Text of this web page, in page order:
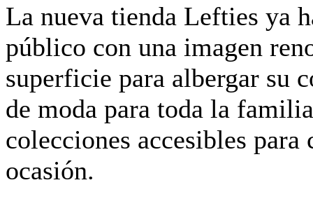
La nueva tienda Lefties ya
público con una imagen
superficie para albergar su
de moda para toda la
colecciones accesibles para
ocasión.